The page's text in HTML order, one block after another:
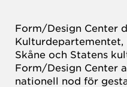
Form/Design Center
Kulturdepartementet,
Skåne och Statens
Form/Design Center
nationell nod för